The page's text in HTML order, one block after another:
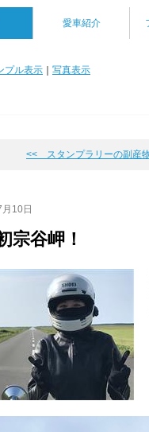
愛車紹介
プル表示 写真表示
<< スタンプラリーの副産
10日
宗谷岬！